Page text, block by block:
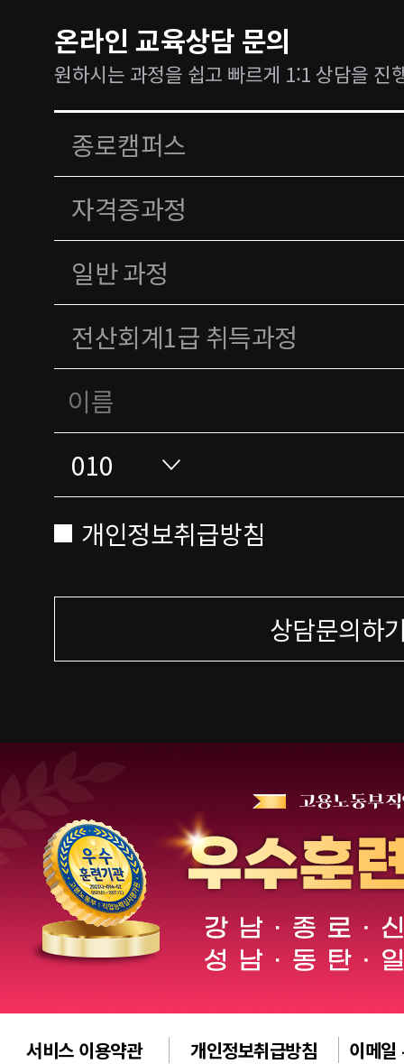
온라인 교육상담 문의
원하시는 과정을 쉽고 빠르게 1:1 상담을 진
개인정보취급방침
상담문의하
서비스 이용약관 개인정보취급방침 이메일